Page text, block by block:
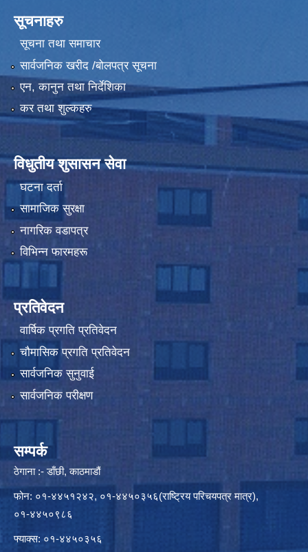
सूचनाहरु
सूचना तथा समाचार
सार्वजनिक खरीद /बोलपत्र सूचना
एन, कानुन तथा निर्देशिका
कर तथा शुल्कहरु
विधुतीय शुसासन सेवा
घटना दर्ता
सामाजिक सुरक्षा
नागरिक वडापत्र
विभिन्न फारमहरू
प्रतिवेदन
वार्षिक प्रगति प्रतिवेदन
चौमासिक प्रगति प्रतिवेदन
सार्वजनिक सुनुवाई
सार्वजनिक परीक्षण
सम्पर्क
ठेगाना :- डाँछी, काठमाडौं
फोन: ०१-४४५१२४२, ०१-४४५०३५६(राष्ट्रिय परिचयपत्र मात्र),
०१-४४५०९८६
फ्याक्स: ०१-४४५०३५६